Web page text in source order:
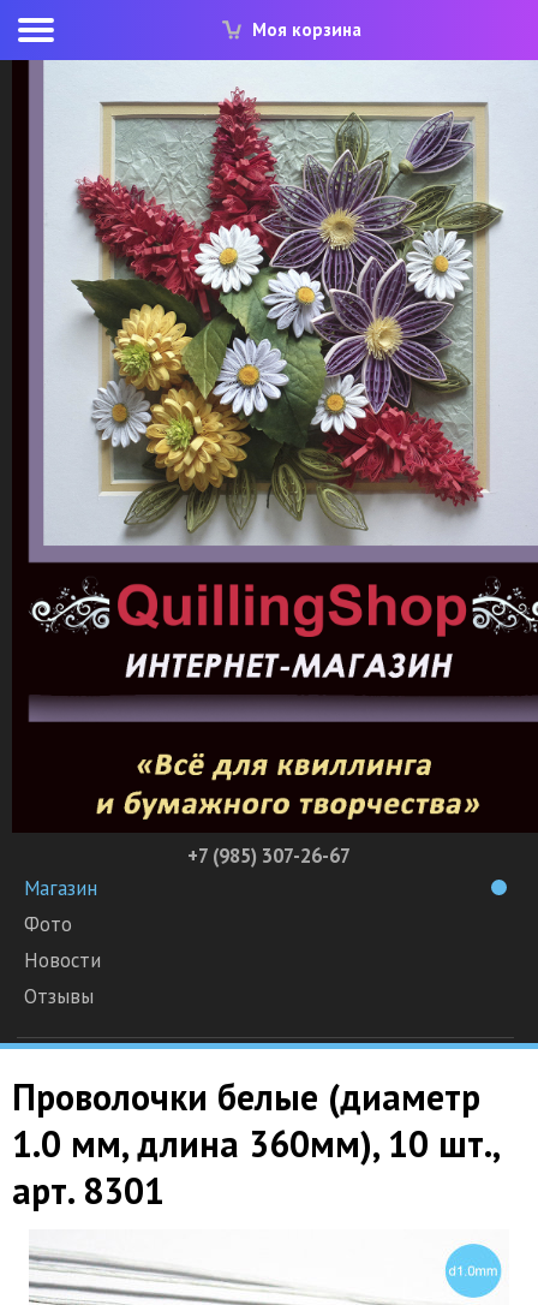
Моя корзина
+7 (985) 307-26-67
Магазин
Фото
Новости
Отзывы
Проволочки белые (диаметр
1.0 мм, длина 360мм), 10 шт.,
арт. 8301